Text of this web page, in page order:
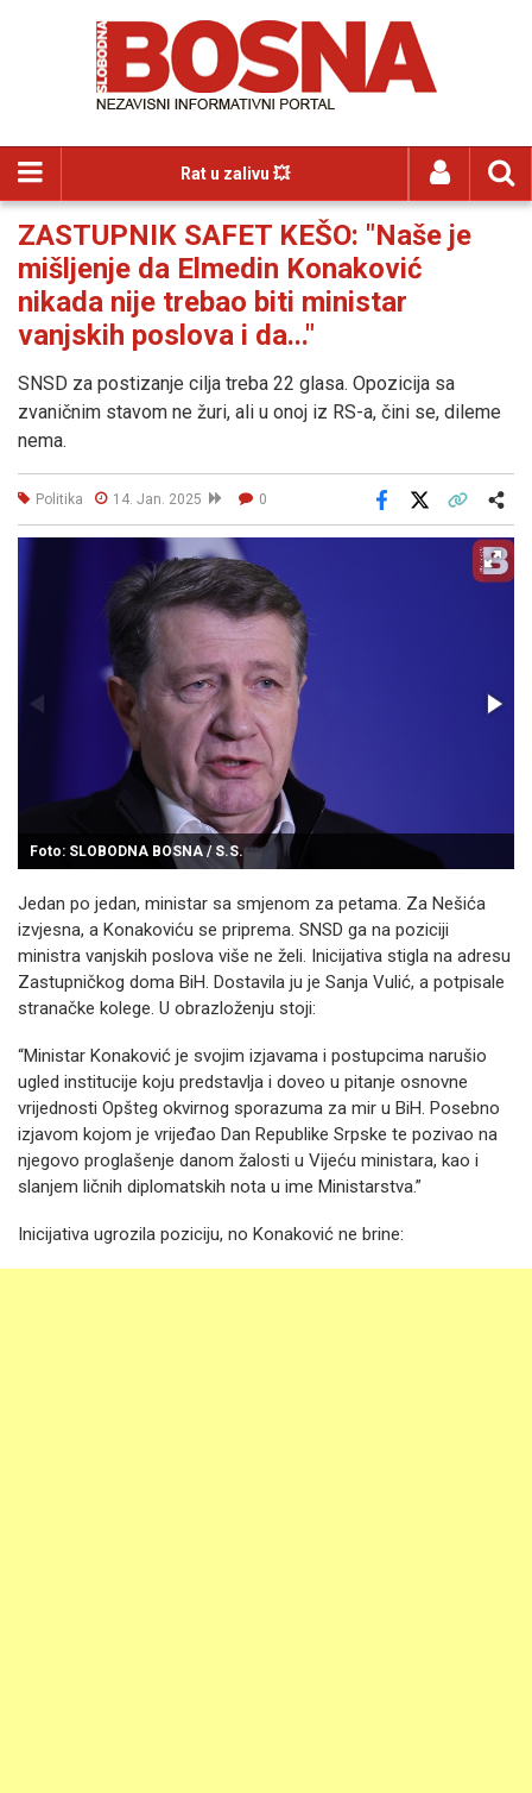
Rat u zalivu 💥
ZASTUPNIK SAFET KEŠO: "Naše je
mišljenje da Elmedin Konaković
nikada nije trebao biti ministar
vanjskih poslova i da..."
SNSD za postizanje cilja treba 22 glasa. Opozicija sa
zvaničnim stavom ne žuri, ali u onoj iz RS-a, čini se, dileme
nema.
Politika 14. Jan. 2025 0
Facebook
Foto: SLOBODNA BOSNA / S.S.
Jedan po jedan, ministar sa smjenom za petama. Za Nešića
izvjesna, a Konakoviću se priprema. SNSD ga na poziciji
ministra vanjskih poslova više ne želi. Inicijativa stigla na adresu
Zastupničkog doma BiH. Dostavila ju je Sanja Vulić, a potpisale
stranačke kolege. U obrazloženju stoji:
“Ministar Konaković je svojim izjavama i postupcima narušio
ugled institucije koju predstavlja i doveo u pitanje osnovne
vrijednosti Opšteg okvirnog sporazuma za mir u BiH. Posebno
izjavom kojom je vrijeđao Dan Republike Srpske te pozivao na
njegovo proglašenje danom žalosti u Vijeću ministara, kao i
slanjem ličnih diplomatskih nota u ime Ministarstva.”
Inicijativa ugrozila poziciju, no Konaković ne brine: